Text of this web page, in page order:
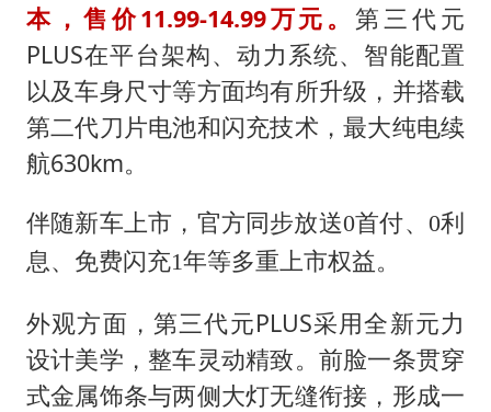
一周大涨超7% 金价为何突然上涨
白海豚登陆前还将加强
生产也能“拼单”了
央视新主播李秋莹孙亚鹏亮相
吴宜泽回应晋级中国赛16强
乐享全民健身 共筑健康中国
本，售价11.99-14.99万元。第三代元
PLUS在平台架构、动力系统、智能配置
以及车身尺寸等方面均有所升级，并搭载
第二代刀片电池和闪充技术，最大纯电续
航630km。
伴随新车上市，官方同步放送0首付、0利
息、免费闪充1年等多重上市权益。
外观方面，第三代元PLUS采用全新元力
设计美学，整车灵动精致。前脸一条贯穿
式金属饰条与两侧大灯无缝衔接，形成一